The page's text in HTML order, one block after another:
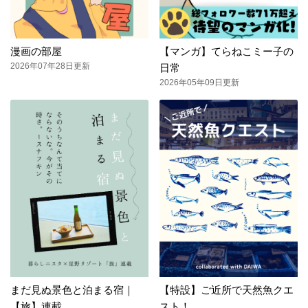
漫画の部屋
2026年07年28日更新
【マンガ】てらねこミー子の
日常
2026年05年09日更新
まだ見ぬ景色と泊まる宿｜
【特設】ご近所で天然魚クエ